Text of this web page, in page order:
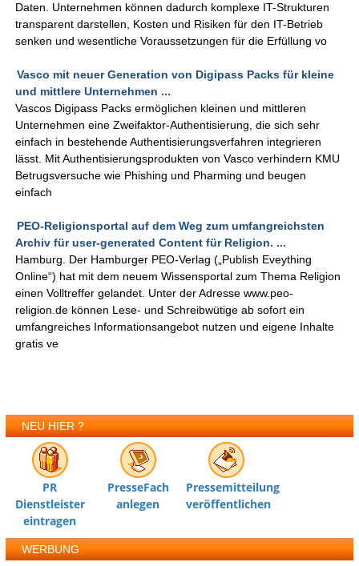
Daten. Unternehmen können dadurch komplexe IT-Strukturen
transparent darstellen, Kosten und Risiken für den IT-Betrieb
senken und wesentliche Voraussetzungen für die Erfüllung vo
Vasco mit neuer Generation von Digipass Packs für kleine
und mittlere Unternehmen ...
Vascos Digipass Packs ermöglichen kleinen und mittleren
Unternehmen eine Zweifaktor-Authentisierung, die sich sehr
einfach in bestehende Authentisierungsverfahren integrieren
lässt. Mit Authentisierungsprodukten von Vasco verhindern KMU
Betrugsversuche wie Phishing und Pharming und beugen
einfach
PEO-Religionsportal auf dem Weg zum umfangreichsten
Archiv für user-generated Content für Religion. ...
Hamburg. Der Hamburger PEO-Verlag („Publish Eveything
Online“) hat mit dem neuem Wissensportal zum Thema Religion
einen Volltreffer gelandet. Unter der Adresse www.peo-
religion.de können Lese- und Schreibwütige ab sofort ein
umfangreiches Informationsangebot nutzen und eigene Inhalte
gratis ve
NEU HIER ?
PR
Dienstleister
eintragen
PresseFach
anlegen
Pressemitteilung
veröffentlichen
WERBUNG